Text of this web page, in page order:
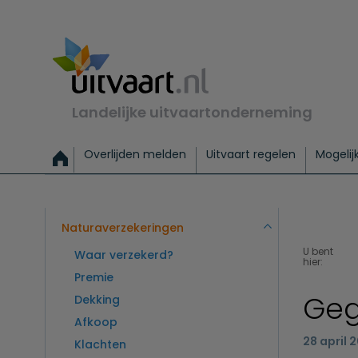
Landelijke uitvaartonderneming
Overlijden melden Uitvaart regelen
Exclusieve uitvaart Begrafenis Basis
Naturaverzekeringen
Waar verzekerd?
Premie
Dekking
Afkoop
Klachten
U bent
hier:
28 april